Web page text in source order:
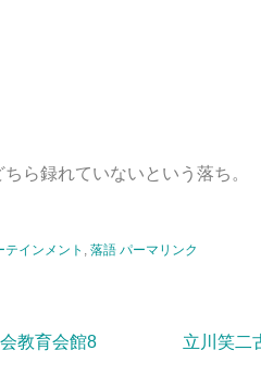
ら録れていないという落ち。
インメント , 落語 パーマリンク
教育会館8
立川笑二